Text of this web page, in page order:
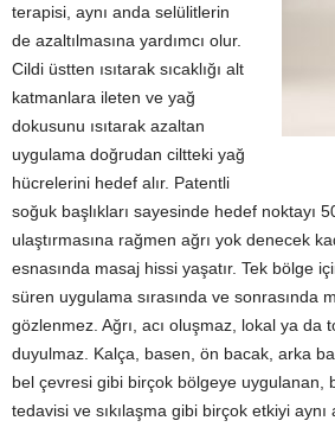
terapisi, aynı anda selülitlerin
de azaltılmasına yardımcı olur.
Cildi üstten ısıtarak sıcaklığı alt
katmanlara ileten ve yağ
dokusunu ısıtarak azaltan
uygulama doğrudan ciltteki yağ
hücrelerini hedef alır. Patentli
soğuk başlıkları sayesinde hedef noktayı
ulaştırmasına rağmen ağrı yok denecek
esnasında masaj hissi yaşatır. Tek bölge
süren uygulama sırasında ve sonrasında
gözlenmez. Ağrı, acı oluşmaz, lokal ya da
duyulmaz. Kalça, basen, ön bacak, arka
bel çevresi gibi birçok bölgeye uygulanan,
tedavisi ve sıkılaşma gibi birçok etkiyi